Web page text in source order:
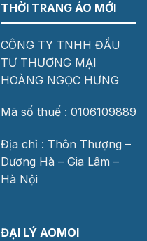
THỜI TRANG ÁO MỚI
CÔNG TY TNHH ĐẦU
TƯ THƯƠNG MẠI
HOÀNG NGỌC HƯNG
Mã số thuế : 0106109889
Địa chỉ : Thôn Thượng –
Dương Hà – Gia Lâm –
Hà Nội
ĐẠI LÝ AOMOI